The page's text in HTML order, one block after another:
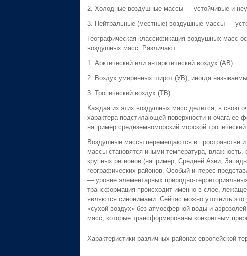
2. Холодные воздушные массы — устойчивые и
3. Нейтральные (местные) воздушные массы —
Географическая классификация воздушных масс
воздушных масс. Различают:
1. Арктический или антарктический воздух (АВ).
2. Воздух умеренных широт (УВ), иногда
3. Тропический воздух (ТВ).
Каждая из этих воздушных масс делится, в свою
характера подстилающей поверхности и очага ее
например средиземноморский морской
Воздушные массы перемещаются в пространстве
массы становятся иными температура,
крупных регионов (например, Средней Азии,
географических районов. Особый интерес
— уровне элементарных природно-
трансформация происходит именно в слое,
являются синонимами. Сейчас можно уточнить
«сухой воздух» без атмосферной воды и
масс, которые трансформированы конкретным
Характеристики различных районах европейской